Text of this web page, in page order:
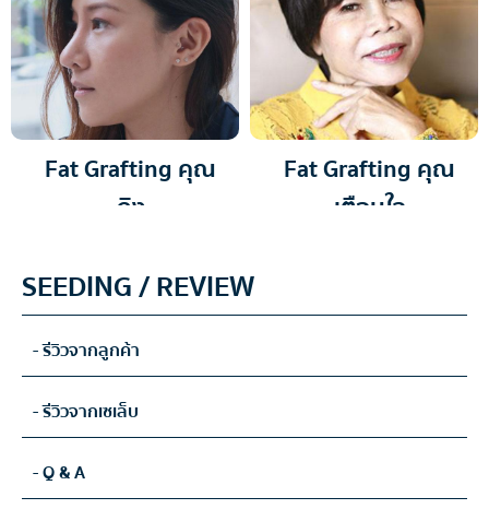
Fat Grafting คุณ
ถิง
Fat Grafting คุณ
เตือนใจ
SEEDING / REVIEW
- รีวิวจากลูกค้า
- รีวิวจากเซเล็บ
- Q & A